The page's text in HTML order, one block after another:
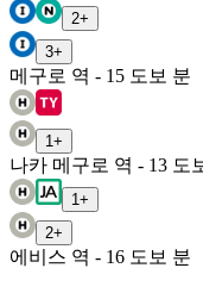
2+
3+
메구로 역 - 15 도보 분
1 +
나카 메구로 역 - 13 도
1 +
2+
에비스 역 - 16 도보 분